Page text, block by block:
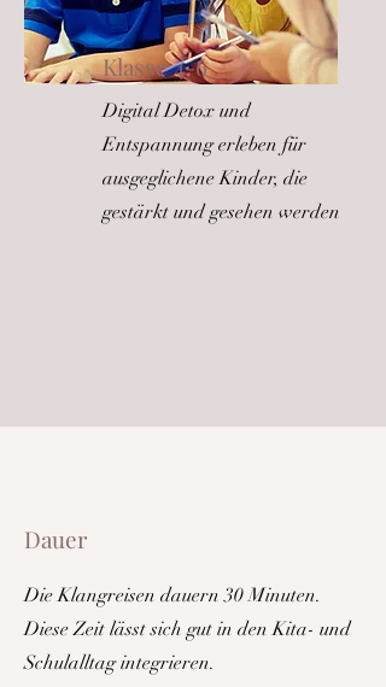
Klasse 4-6
Digital Detox und
Entspannung erleben für
ausgeglichene Kinder, die
gestärkt und gesehen werden
Dauer
Die Klangreisen dauern 30 Minuten.
Diese Zeit lässt sich gut in den Kita- und
Schulalltag integrieren.